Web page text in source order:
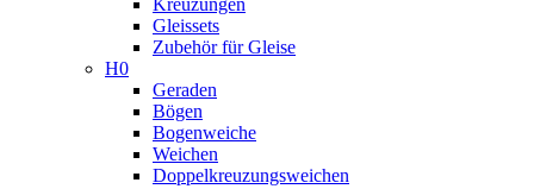
Kreuzungen
Gleissets
Zubehör für Gleise
H0
Geraden
Bögen
Bogenweiche
Weichen
Doppelkreuzungsweichen